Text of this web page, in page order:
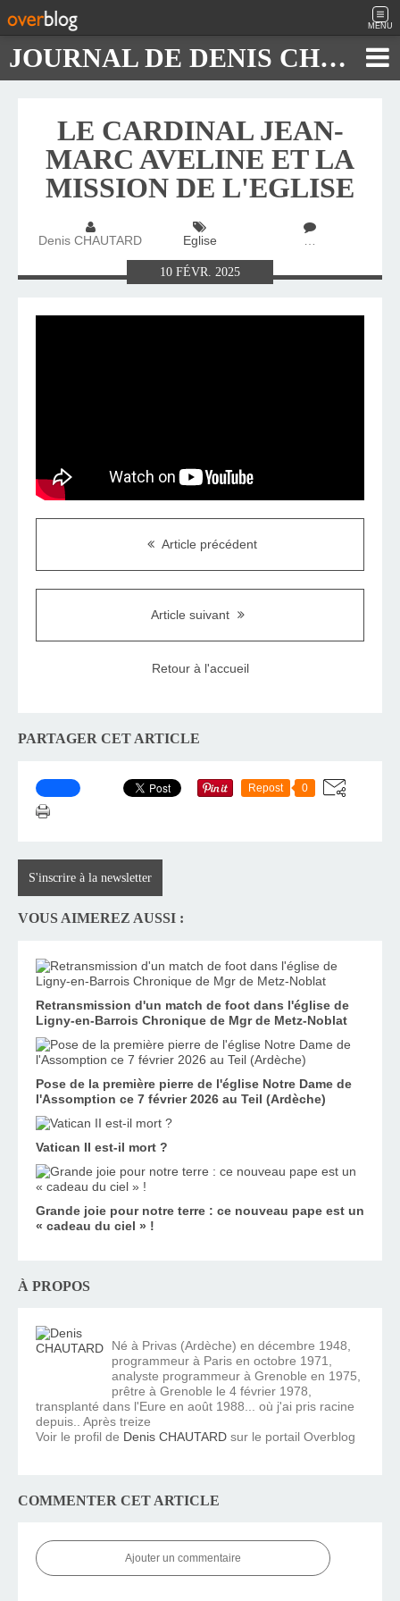
MENU
JOURNAL DE DENIS CHAUTARD
LE CARDINAL JEAN-
MARC AVELINE ET LA
MISSION DE L'EGLISE
Denis CHAUTARD Eglise …
10 FÉVR. 2025
Article précédent
Article suivant
Retour à l'accueil
PARTAGER CET ARTICLE
Repost 0
S'inscrire à la newsletter
VOUS AIMEREZ AUSSI :
Retransmission d'un match de foot dans l'église de
Ligny-en-Barrois Chronique de Mgr de Metz-Noblat
Pose de la première pierre de l'église Notre Dame de
l'Assomption ce 7 février 2026 au Teil (Ardèche)
Vatican II est-il mort ?
Grande joie pour notre terre : ce nouveau pape est un
« cadeau du ciel » !
À PROPOS
Né à Privas (Ardèche) en décembre 1948,
programmeur à Paris en octobre 1971,
analyste programmeur à Grenoble en 1975,
prêtre à Grenoble le 4 février 1978,
transplanté dans l'Eure en août 1988... où j'ai pris racine
depuis.. Après treize
Voir le profil de Denis CHAUTARD sur le portail Overblog
COMMENTER CET ARTICLE
Ajouter un commentaire